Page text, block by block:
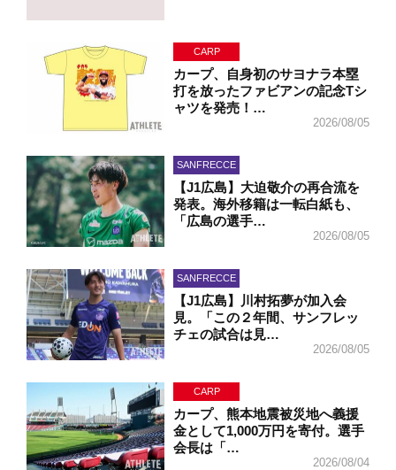
CARP
カープ、自身初のサヨナラ本塁
打を放ったファビアンの記念Tシ
ャツを発売！…
2026/08/05
SANFRECCE
【J1広島】大迫敬介の再合流を
発表。海外移籍は一転白紙も、
「広島の選手…
2026/08/05
SANFRECCE
【J1広島】川村拓夢が加入会
見。「この２年間、サンフレッ
チェの試合は見…
2026/08/05
CARP
カープ、熊本地震被災地へ義援
金として1,000万円を寄付。選手
会長は「…
2026/08/04